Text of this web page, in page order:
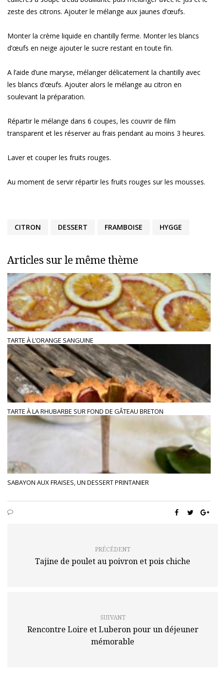
zeste des citrons. Ajouter le mélange aux jaunes d’œufs.
Monter la crème liquide en chantilly ferme. Monter les blancs
d’œufs en neige ajouter le sucre restant en toute fin.
A l’aide d’une maryse, mélanger délicatement la chantilly avec
les blancs d’œufs. Ajouter alors le mélange au citron en
soulevant la préparation.
Répartir le mélange dans 6 coupes, les couvrir de film
transparent et les réserver au frais pendant au moins 3 heures.
Laver et couper les fruits rouges.
Au moment de servir répartir les fruits rouges sur les mousses.
CITRON DESSERT FRAMBOISE HYGGE
Articles sur le même thème
TARTE À L’ORANGE SANGUINE
TARTE À LA RHUBARBE SUR FOND DE GÂTEAU BRETON
SABAYON AUX FRAISES, UN DESSERT PRINTANIER
PRÉCÉDENT
Tajine de poulet au poivron et pois chiche
SUIVANT
Rencontre Loire et Luberon pour un déjeuner
mémorable